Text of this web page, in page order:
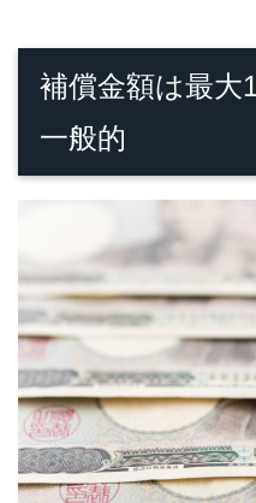
補償金額は最大
一般的